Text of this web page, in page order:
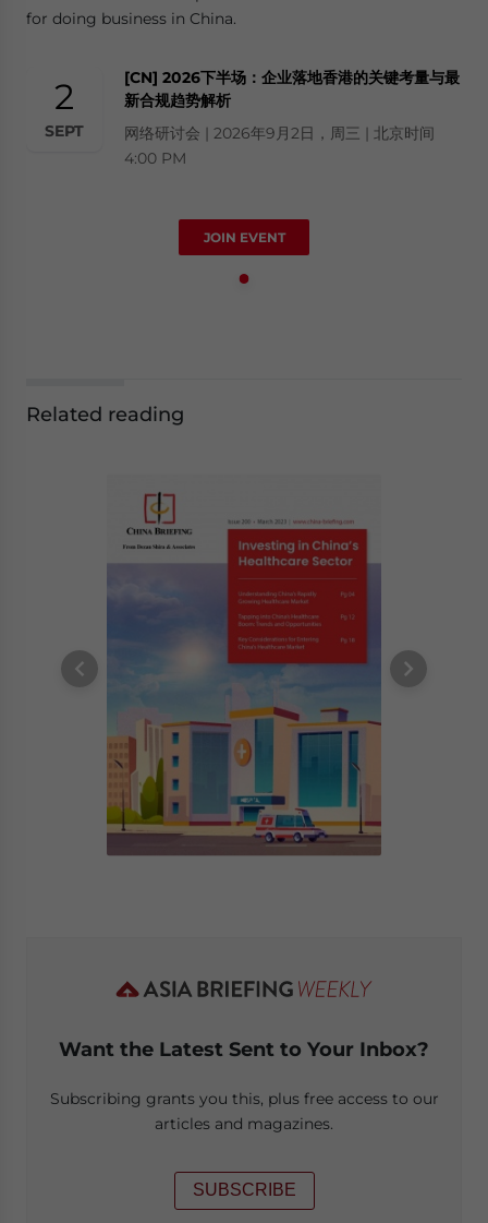
for doing business in China.
2
SEPT
[CN] 2026下半场：企业落地香港的关键考量与最
新合规趋势解析
网络研讨会 | 2026年9月2日，周三 | 北京时间
4:00 PM
JOIN EVENT
Related reading
Want the Latest Sent to Your Inbox?
Subscribing grants you this, plus free access to our
articles and magazines.
SUBSCRIBE